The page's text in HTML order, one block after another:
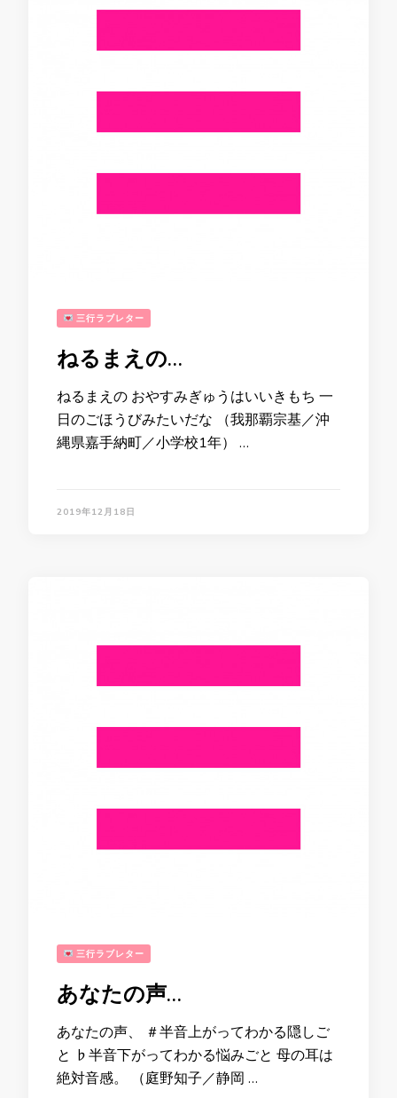
三行ラブレター
ねるまえの…
ねるまえの おやすみぎゅうはいいきもち 一
日のごほうびみたいだな （我那覇宗基／沖
縄県嘉手納町／小学校1年） …
2019年12月18日
三行ラブレター
あなたの声…
あなたの声、 ＃半音上がってわかる隠しご
と ♭半音下がってわかる悩みごと 母の耳は
絶対音感。 （庭野知子／静岡 …